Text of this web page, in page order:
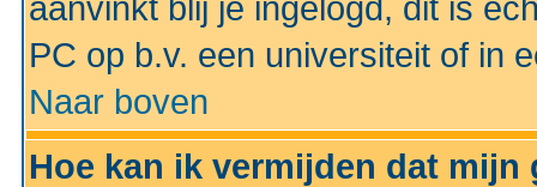
aanvinkt blij je ingelogd, dit is
PC op b.v. een universiteit of in
Naar boven
Hoe kan ik vermijden dat